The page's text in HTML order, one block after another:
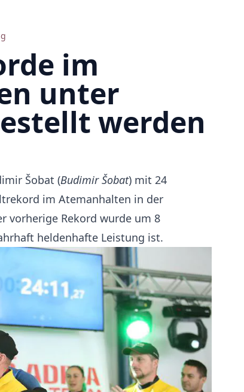
im
unter
werden
Šobat (Budimir Šobat) mit 24
im Atemanhalten in der
vorherige Rekord wurde um 8
heldenhafte Leistung ist.